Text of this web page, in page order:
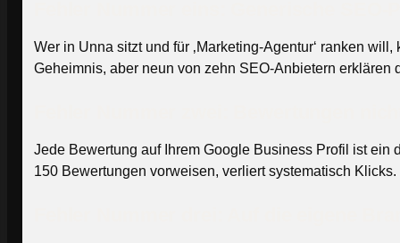
Wer in Unna sitzt und für ‚Marketing-Agentur‘ ranken
Geheimnis, aber neun von zehn SEO-Anbietern
Jede Bewertung auf Ihrem Google Business Profil ist
150 Bewertungen vorweisen, verliert systematisch